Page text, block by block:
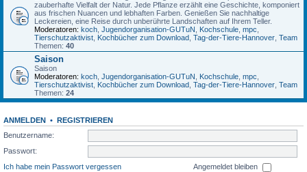
zauberhafte Vielfalt der Natur. Jede Pflanze erzählt eine Geschichte, komponiert
aus frischen Nuancen und lebhaften Farben. Genießen Sie nachhaltige
Leckereien, eine Reise durch unberührte Landschaften auf Ihrem Teller.
Moderatoren: koch Jugendorganisation-GUTuN Kochschule mpc
Tierschutzaktivist Kochbücher zum Download Tag-der-Tiere-Hannover Team
Themen: 40
Saison
Saison
Moderatoren: koch Jugendorganisation-GUTuN Kochschule mpc
Tierschutzaktivist Kochbücher zum Download Tag-der-Tiere-Hannover Team
Themen: 24
ANMELDEN • REGISTRIEREN
Benutzername:
Passwort:
Ich habe mein Passwort vergessen
Angemeldet bleiben